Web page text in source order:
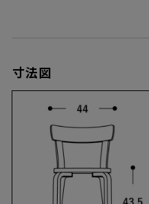
寸法図